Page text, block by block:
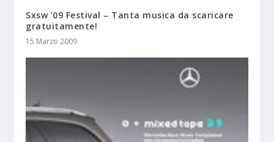
Sxsw ’09 Festival – Tanta musica da scaricare
gratuitamente!
15 Marzo 2009